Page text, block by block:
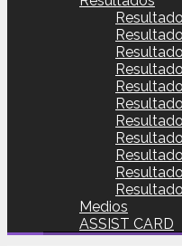
Medios
ASSIST CARD